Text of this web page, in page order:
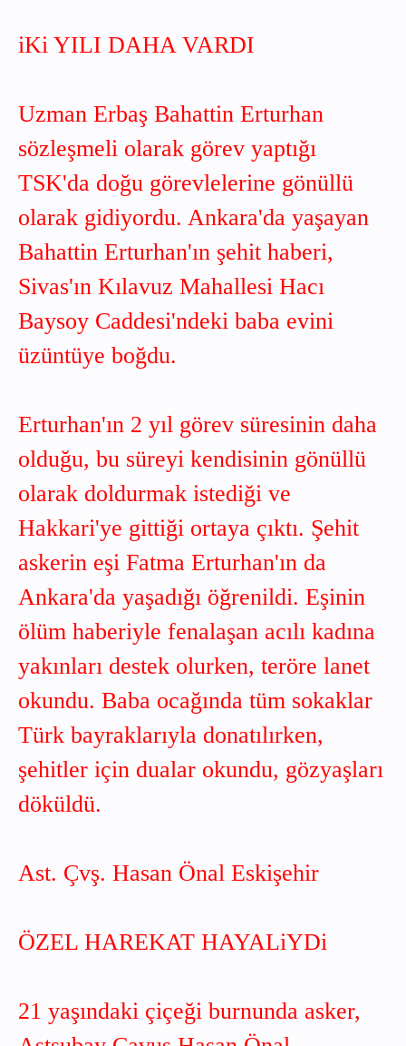
iKi YILI DAHA VARDI
Uzman Erbaş Bahattin Erturhan
sözleşmeli olarak görev yaptığı
TSK'da doğu görevlelerine gönüllü
olarak gidiyordu. Ankara'da yaşayan
Bahattin Erturhan'ın şehit haberi,
Sivas'ın Kılavuz Mahallesi Hacı
Baysoy Caddesi'ndeki baba evini
üzüntüye boğdu.
Erturhan'ın 2 yıl görev süresinin daha
olduğu, bu süreyi kendisinin gönüllü
olarak doldurmak istediği ve
Hakkari'ye gittiği ortaya çıktı. Şehit
askerin eşi Fatma Erturhan'ın da
Ankara'da yaşadığı öğrenildi. Eşinin
ölüm haberiyle fenalaşan acılı kadına
yakınları destek olurken, teröre lanet
okundu. Baba ocağında tüm sokaklar
Türk bayraklarıyla donatılırken,
şehitler için dualar okundu, gözyaşları
döküldü.
Ast. Çvş. Hasan Önal Eskişehir
ÖZEL HAREKAT HAYALiYDi
21 yaşındaki çiçeği burnunda asker,